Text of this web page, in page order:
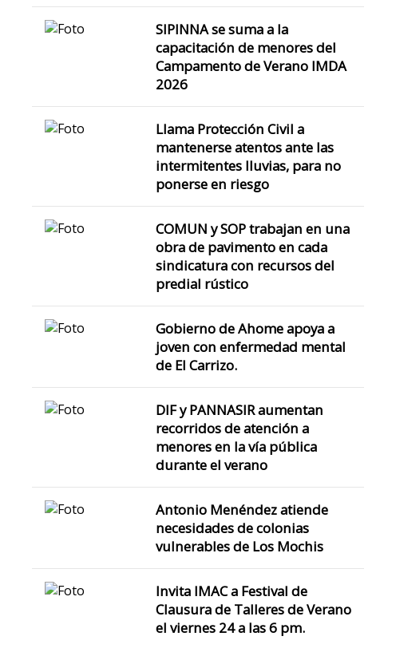
Se han instalado más de
El Alcalde Antonio
SIPINNA se suma a la
capacitación de menores del
Campamento de Verano IMDA
2026
Llama Protección Civil a
mantenerse atentos ante las
intermitentes lluvias, para no
ponerse en riesgo
COMUN y SOP trabajan en una
obra de pavimento en cada
sindicatura con recursos del
predial rústico
Gobierno de Ahome apoya a
joven con enfermedad mental
de El Carrizo.
DIF y PANNASIR aumentan
recorridos de atención a
menores en la vía pública
durante el verano
Antonio Menéndez atiende
necesidades de colonias
vulnerables de Los Mochis
Invita IMAC a Festival de
Clausura de Talleres de Verano
el viernes 24 a las 6 pm.